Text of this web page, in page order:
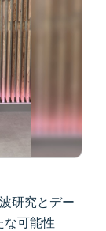
研究とデー
な可能性